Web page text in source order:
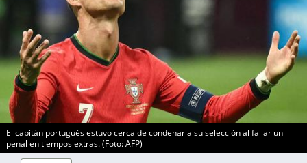
El capitán portugués estuvo cerca de condenar a su selección al fallar un
penal en tiempos extras. (Foto: AFP)